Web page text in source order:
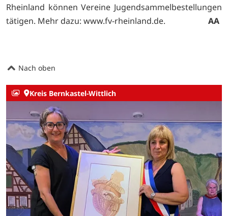
Rheinland können Vereine Jugendsammelbestellungen
tätigen. Mehr dazu: www.fv-rheinland.de. AA
Nach oben
Kreis Bernkastel-Wittlich